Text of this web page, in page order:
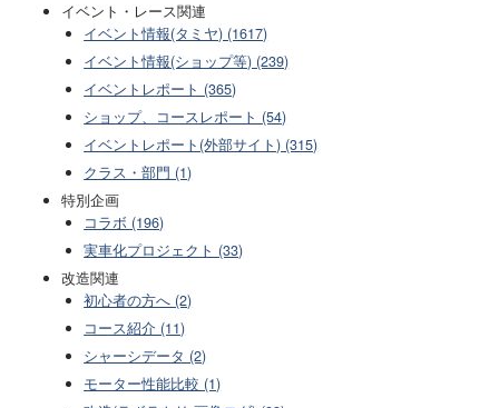
イベント・レース関連
イベント情報(タミヤ) (1617)
イベント情報(ショップ等) (239)
イベントレポート (365)
ショップ、コースレポート (54)
イベントレポート(外部サイト) (315)
クラス・部門 (1)
特別企画
コラボ (196)
実車化プロジェクト (33)
改造関連
初心者の方へ (2)
コース紹介 (11)
シャーシデータ (2)
モーター性能比較 (1)